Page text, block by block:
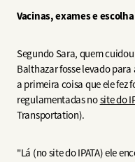
Vacinas, exames e
Segundo Sara, quem
Balthazar fosse levado
a primeira coisa que ele fez
regulamentadas nosite do
Transportation).
"Lá (no site do IPATA) ele